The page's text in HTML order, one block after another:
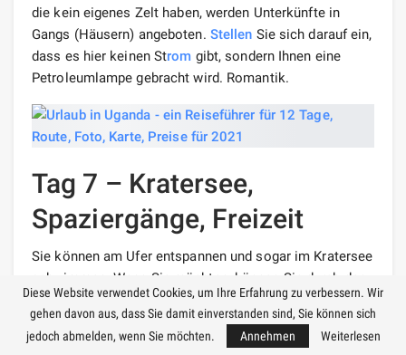
die kein eigenes Zelt haben, werden Unterkünfte in
Gangs (Häusern) angeboten. Stellen Sie sich darauf ein,
dass es hier keinen Strom gibt, sondern Ihnen eine
Petroleumlampe gebracht wird. Romantik.
Tag 7 – Kratersee,
Spaziergänge, Freizeit
Sie können am Ufer entspannen und sogar im Kratersee
schwimmen. Wenn Sie möchten, können Sie durch den
Waldwandernund die lokale Landschaft genießen. Die
Nacht verbringen wir auf dem Campingplatz.
Diese Website verwendet Cookies, um Ihre Erfahrung zu verbessern. Wir
gehen davon aus, dass Sie damit einverstanden sind, Sie können sich
jedoch abmelden, wenn Sie möchten.
Annehmen Weiterlesen